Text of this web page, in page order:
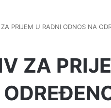
PRIJEM U RADNI ODNOS NA
ZA